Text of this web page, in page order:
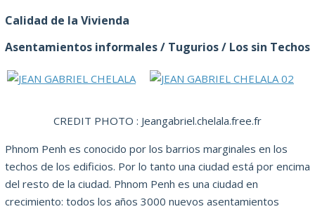
Calidad de la Vivienda
Asentamientos informales / Tugurios / Los sin Techos
CREDIT PHOTO : Jeangabriel.chelala.free.fr
Phnom Penh es conocido por los barrios marginales en los
techos de los edificios. Por lo tanto una ciudad está por encima
del resto de la ciudad. Phnom Penh es una ciudad en
crecimiento: todos los años 3000 nuevos asentamientos